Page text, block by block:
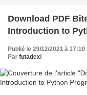
Download PDF
Introduction to
Publié le 29/12/2021 à 17:10
Par futadexi